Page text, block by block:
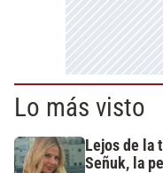
Lo más visto
Lejos de la
Señuk, la